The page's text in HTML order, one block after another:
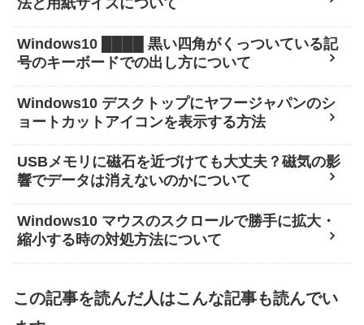
法と用紙サイズについて
Windows10 ████ 黒い四角がくっついている記
号のキーボードでの出し方について
Windows10 デスクトップにヤフージャパンのシ
ョートカットアイコンを表示する方法
USBメモリに磁石を近づけても大丈夫？磁気の影
響でデータは消えないのかについて
Windows10 マウスのスクロールで勝手に拡大・
縮小する時の対処方法について
この記事を読んだ人はこんな記事も読んでい